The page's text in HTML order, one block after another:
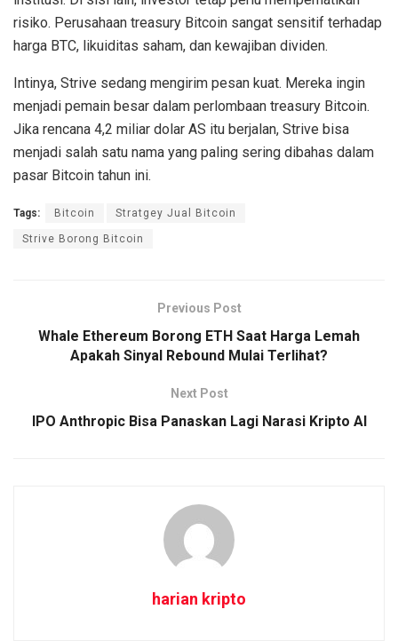
risiko. Perusahaan treasury Bitcoin sangat sensitif terhadap
harga BTC, likuiditas saham, dan kewajiban dividen.
Intinya, Strive sedang mengirim pesan kuat. Mereka ingin
menjadi pemain besar dalam perlombaan treasury Bitcoin.
Jika rencana 4,2 miliar dolar AS itu berjalan, Strive bisa
menjadi salah satu nama yang paling sering dibahas dalam
pasar Bitcoin tahun ini.
Tags: Bitcoin Stratgey Jual Bitcoin
Strive Borong Bitcoin
Previous Post
Whale Ethereum Borong ETH Saat Harga Lemah
Apakah Sinyal Rebound Mulai Terlihat?
Next Post
IPO Anthropic Bisa Panaskan Lagi Narasi Kripto AI
harian kripto